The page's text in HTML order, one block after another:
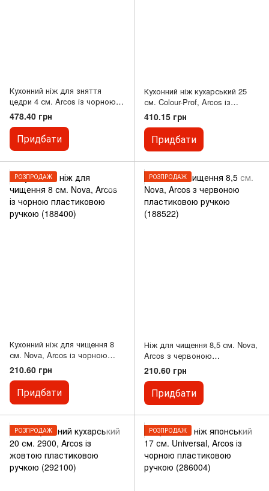
Кухонний ніж для зняття
цедри 4 см. Arcos із чорною
пластиковою ручкою (612800)
478.40 грн
Придбати
Кухонний ніж кухарський 25
см. Colour-Prof, Arcos із
чорною пластиковою ручкою
(241100)
410.15 грн
Придбати
РОЗПРОДАЖ
Кухонний ніж для чищення 8
см. Nova, Arcos із чорною
пластиковою ручкою (188400)
210.60 грн
Придбати
РОЗПРОДАЖ
Ніж для чищення 8,5 см. Nova,
Arcos з червоною
пластиковою ручкою (188522)
210.60 грн
Придбати
РОЗПРОДАЖ РОЗПРОДАЖ